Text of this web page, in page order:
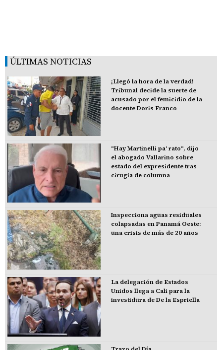
ÚLTIMAS NOTICIAS
¡Llegó la hora de la verdad!
Tribunal decide la suerte de
acusado por el femicidio de la
docente Doris Franco
"Hay Martinelli pa' rato", dijo
el abogado Vallarino sobre
estado del expresidente tras
cirugía de columna
Inspecciona aguas residuales
colapsadas en Panamá Oeste:
una crisis de más de 20 años
La delegación de Estados
Unidos llega a Cali para la
investidura de De la Espriella